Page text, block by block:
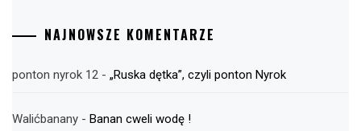
NAJNOWSZE KOMENTARZE
ponton nyrok 12 - „Ruska dętka”, czyli ponton Nyrok
Walićbanany - Banan cweli wodę !